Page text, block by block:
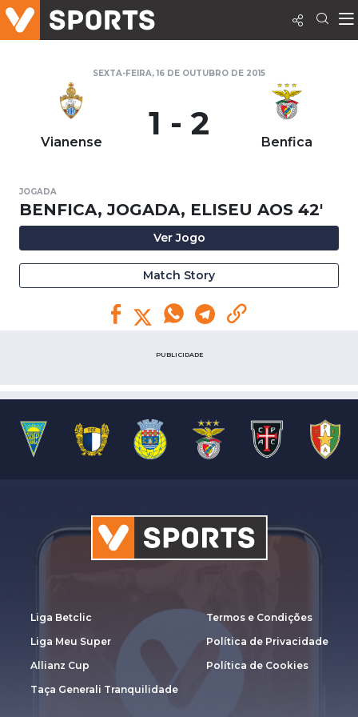
SEXTA-FEIRA, 16 DE OUTUBRO DE 2015
Vianense 1 - 2 Benfica
JOGADA
BENFICA, JOGADA, ELISEU AOS 42'
Ver Jogo
Match Story
PUBLICIDADE
Liga Betclic
Liga Meu Super
Allianz Cup
Taça Generali Tranquilidade
Termos e Condições
Política de Privacidade
Política de Cookies